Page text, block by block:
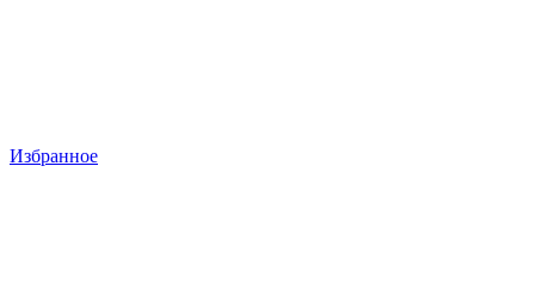
Избранное